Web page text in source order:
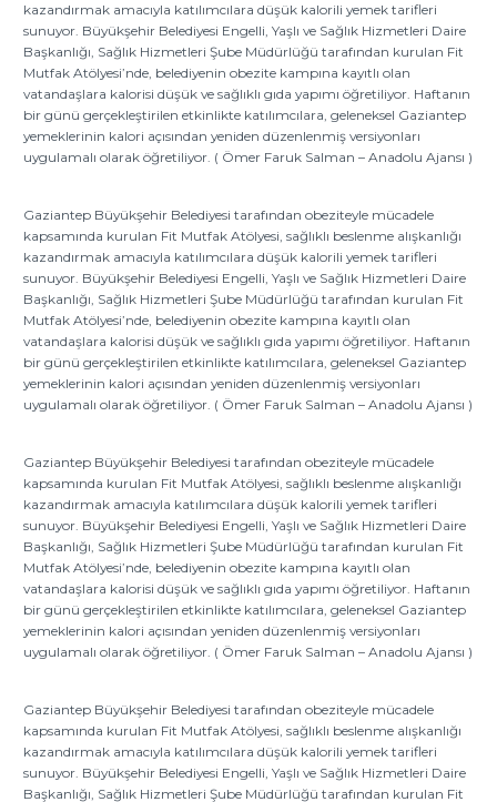
kazandırmak amacıyla katılımcılara düşük kalorili yemek tarifleri
sunuyor. Büyükşehir Belediyesi Engelli, Yaşlı ve Sağlık Hizmetleri Daire
Başkanlığı, Sağlık Hizmetleri Şube Müdürlüğü tarafından kurulan Fit
Mutfak Atölyesi’nde, belediyenin obezite kampına kayıtlı olan
vatandaşlara kalorisi düşük ve sağlıklı gıda yapımı öğretiliyor. Haftanın
bir günü gerçekleştirilen etkinlikte katılımcılara, geleneksel Gaziantep
yemeklerinin kalori açısından yeniden düzenlenmiş versiyonları
uygulamalı olarak öğretiliyor. ( Ömer Faruk Salman – Anadolu Ajansı )
Gaziantep Büyükşehir Belediyesi tarafından obeziteyle mücadele
kapsamında kurulan Fit Mutfak Atölyesi, sağlıklı beslenme alışkanlığı
kazandırmak amacıyla katılımcılara düşük kalorili yemek tarifleri
sunuyor. Büyükşehir Belediyesi Engelli, Yaşlı ve Sağlık Hizmetleri Daire
Başkanlığı, Sağlık Hizmetleri Şube Müdürlüğü tarafından kurulan Fit
Mutfak Atölyesi’nde, belediyenin obezite kampına kayıtlı olan
vatandaşlara kalorisi düşük ve sağlıklı gıda yapımı öğretiliyor. Haftanın
bir günü gerçekleştirilen etkinlikte katılımcılara, geleneksel Gaziantep
yemeklerinin kalori açısından yeniden düzenlenmiş versiyonları
uygulamalı olarak öğretiliyor. ( Ömer Faruk Salman – Anadolu Ajansı )
Gaziantep Büyükşehir Belediyesi tarafından obeziteyle mücadele
kapsamında kurulan Fit Mutfak Atölyesi, sağlıklı beslenme alışkanlığı
kazandırmak amacıyla katılımcılara düşük kalorili yemek tarifleri
sunuyor. Büyükşehir Belediyesi Engelli, Yaşlı ve Sağlık Hizmetleri Daire
Başkanlığı, Sağlık Hizmetleri Şube Müdürlüğü tarafından kurulan Fit
Mutfak Atölyesi’nde, belediyenin obezite kampına kayıtlı olan
vatandaşlara kalorisi düşük ve sağlıklı gıda yapımı öğretiliyor. Haftanın
bir günü gerçekleştirilen etkinlikte katılımcılara, geleneksel Gaziantep
yemeklerinin kalori açısından yeniden düzenlenmiş versiyonları
uygulamalı olarak öğretiliyor. ( Ömer Faruk Salman – Anadolu Ajansı )
Gaziantep Büyükşehir Belediyesi tarafından obeziteyle mücadele
kapsamında kurulan Fit Mutfak Atölyesi, sağlıklı beslenme alışkanlığı
kazandırmak amacıyla katılımcılara düşük kalorili yemek tarifleri
sunuyor. Büyükşehir Belediyesi Engelli, Yaşlı ve Sağlık Hizmetleri Daire
Başkanlığı, Sağlık Hizmetleri Şube Müdürlüğü tarafından kurulan Fit